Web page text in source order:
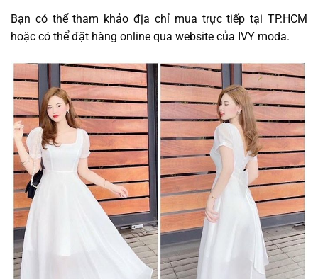
Bạn có thể tham khảo địa chỉ mua trực tiếp tại TP.HCM
hoặc có thể đặt hàng online qua website của IVY moda.